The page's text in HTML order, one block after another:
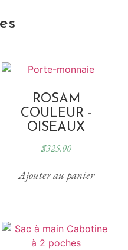
ROSAM
COULEUR -
OISEAUX
$325.00
Ajouter au panier